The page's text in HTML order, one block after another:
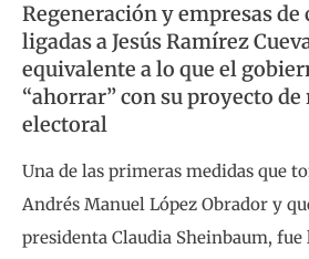
Regeneración y empresas
ligadas a Jesús Ramírez
equivalente a lo que el
“ahorrar” con su proyecto
electoral
Una de las primeras medidas que
Andrés Manuel López Obrador y
presidenta Claudia Sheinbaum,